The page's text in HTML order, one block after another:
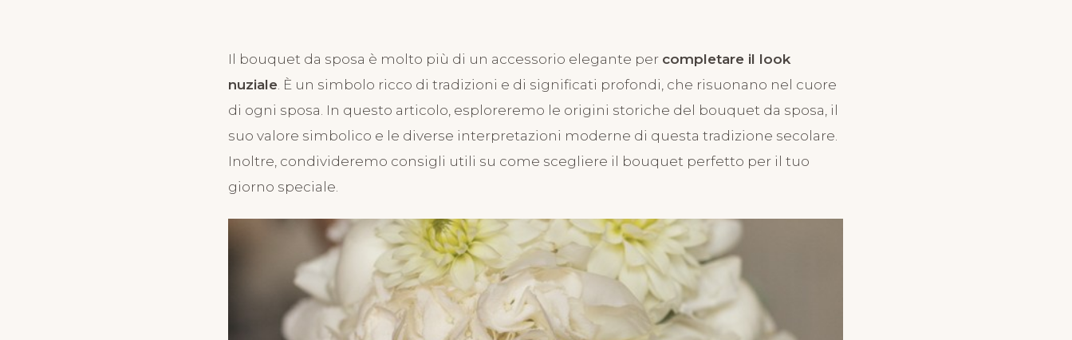
Il fascino senza tempo del
bouquet da sposa: una guida
completa per le spose
moderne
31 Agosto 2023
Il bouquet da sposa è molto più di un accessorio elegante per completare il look
nuziale. È un simbolo ricco di tradizioni e di significati profondi, che risuonano nel cuore
di ogni sposa. In questo articolo, esploreremo le origini storiche del bouquet da sposa, il
suo valore simbolico e le diverse interpretazioni moderne di questa tradizione secolare.
Inoltre, condivideremo consigli utili su come scegliere il bouquet perfetto per il tuo
giorno speciale.